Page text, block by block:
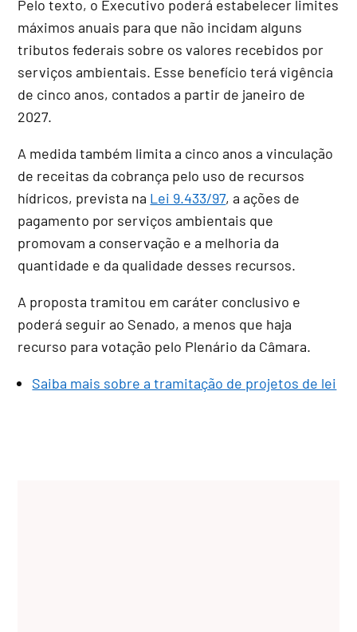
Pelo texto, o Executivo poderá estabelecer limites
máximos anuais para que não incidam alguns
tributos federais sobre os valores recebidos por
serviços ambientais. Esse benefício terá vigência
de cinco anos, contados a partir de janeiro de
2027.
A medida também limita a cinco anos a vinculação
de receitas da cobrança pelo uso de recursos
hídricos, prevista na Lei 9.433/97, a ações de
pagamento por serviços ambientais que
promovam a conservação e a melhoria da
quantidade e da qualidade desses recursos.
A proposta tramitou em caráter conclusivo e
poderá seguir ao Senado, a menos que haja
recurso para votação pelo Plenário da Câmara.
Saiba mais sobre a tramitação de projetos de lei